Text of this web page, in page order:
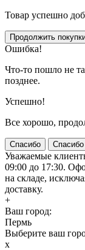
Товар успешно
Ошибка!
Что-то пошло не
позднее.
Успешно!
Все хорошо,
Спасибо Спасибо
Уважаемые
09:00 до 17:30.
на складе,
доставку.
+
Ваш город:
Пермь
Выберите ваш
x